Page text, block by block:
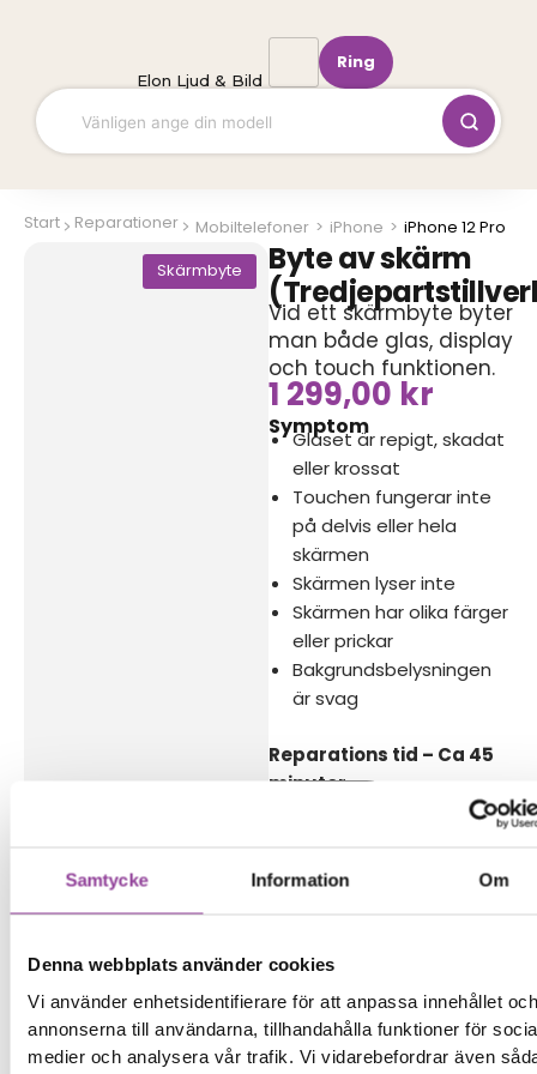
Samtycke Information Om
Denna webbplats använder cookies
Vi använder enhetsidentifierare för att anpassa innehållet och
annonserna till användarna, tillhandahålla funktioner för
medier och analysera vår trafik. Vi vidarebefordrar även
Elon Ljud & Bild
Ring
Start Reparationer Mobiltelefoner > iPhone > iPhone 12 Pro
Skärmbyte
Byte av skärm
Vid ett skärmbyte byter
man både glas, display
och touch funktionen.
1 299,00 kr
Symptom
Glaset är repigt, skadat
eller krossat
Touchen fungerar inte
på delvis eller hela
skärmen
Skärmen lyser inte
Skärmen har olika färger
eller prickar
Bakgrundsbelysningen
är svag
Reparations tid – Ca 45
minuter.
Fler reparationer för samma
modell
Data Recovery699,00kr